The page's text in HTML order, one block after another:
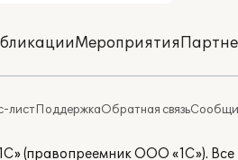
Мероприятия
листПоддержкаОбратная связь
(правопреемник ООО «1С»).